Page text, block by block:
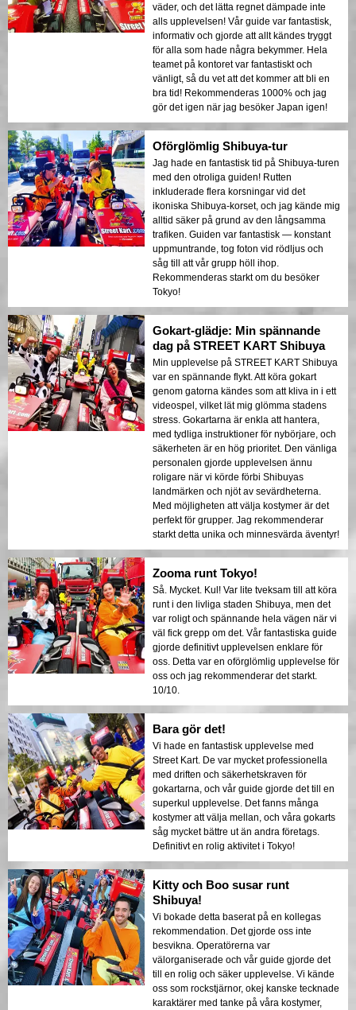
väder, och det lätta regnet dämpade inte
alls upplevelsen! Vår guide var fantastisk,
informativ och gjorde att allt kändes tryggt
för alla som hade några bekymmer. Hela
teamet på kontoret var fantastiskt och
vänligt, så du vet att det kommer att bli en
bra tid! Rekommenderas 1000% och jag
gör det igen när jag besöker Japan igen!
Oförglömlig Shibuya-tur
Jag hade en fantastisk tid på Shibuya-turen
med den otroliga guiden! Rutten
inkluderade flera korsningar vid det
ikoniska Shibuya-korset, och jag kände mig
alltid säker på grund av den långsamma
trafiken. Guiden var fantastisk — konstant
uppmuntrande, tog foton vid rödljus och
såg till att vår grupp höll ihop.
Rekommenderas starkt om du besöker
Tokyo!
Gokart-glädje: Min spännande
dag på STREET KART Shibuya
Min upplevelse på STREET KART Shibuya
var en spännande flykt. Att köra gokart
genom gatorna kändes som att kliva in i ett
videospel, vilket lät mig glömma stadens
stress. Gokartarna är enkla att hantera,
med tydliga instruktioner för nybörjare, och
säkerheten är en hög prioritet. Den vänliga
personalen gjorde upplevelsen ännu
roligare när vi körde förbi Shibuyas
landmärken och njöt av sevärdheterna.
Med möjligheten att välja kostymer är det
perfekt för grupper. Jag rekommenderar
starkt detta unika och minnesvärda äventyr!
Zooma runt Tokyo!
Så. Mycket. Kul! Var lite tveksam till att köra
runt i den livliga staden Shibuya, men det
var roligt och spännande hela vägen när vi
väl fick grepp om det. Vår fantastiska guide
gjorde definitivt upplevelsen enklare för
oss. Detta var en oförglömlig upplevelse för
oss och jag rekommenderar det starkt.
10/10.
Bara gör det!
Vi hade en fantastisk upplevelse med
Street Kart. De var mycket professionella
med driften och säkerhetskraven för
gokartarna, och vår guide gjorde det till en
superkul upplevelse. Det fanns många
kostymer att välja mellan, och våra gokarts
såg mycket bättre ut än andra företags.
Definitivt en rolig aktivitet i Tokyo!
Kitty och Boo susar runt
Shibuya!
Vi bokade detta baserat på en kollegas
rekommendation. Det gjorde oss inte
besvikna. Operatörerna var
välorganiserade och vår guide gjorde det
till en rolig och säker upplevelse. Vi kände
oss som rockstjärnor, okej kanske tecknade
karaktärer med tanke på våra kostymer,